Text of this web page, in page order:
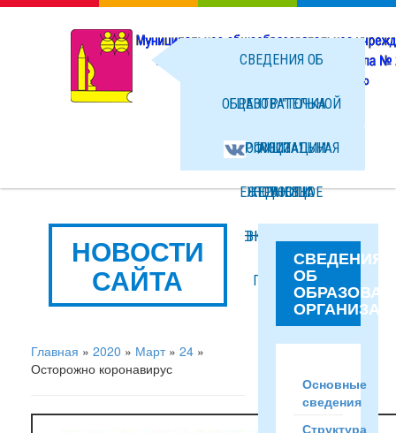
СВЕДЕНИЯ ОБ
ОБРАЗОВАТЕЛЬНОЙ
ОРГАНИЗАЦИИ
НОВОСТИ
ФАЙЛЫ
ЦЕНТР "ТОЧКА
РОСТА"
ЕЖЕДНЕВНОЕ
МЕНЮ ГОРЯЧЕГО
ПИТАНИЯ
ОФИЦИАЛЬНАЯ
СТРАНИЦА
ВКОНТАКТЕ
НОВОСТИ
САЙТА
Главная » 2020 » Март » 24 »
Осторожно коронавирус
СВЕДЕНИЯ
ОБ
Основные
сведения
Структура